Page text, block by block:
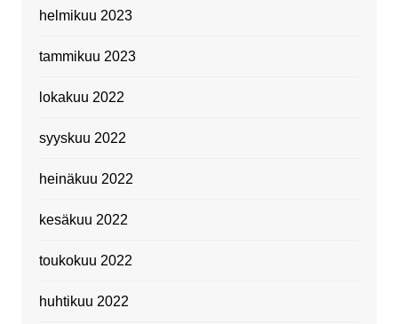
helmikuu 2023
tammikuu 2023
lokakuu 2022
syyskuu 2022
heinäkuu 2022
kesäkuu 2022
toukokuu 2022
huhtikuu 2022